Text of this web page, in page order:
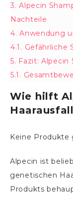
3. Alpecin
Nachteile
4. Anwendung
4.1. Gefährliche
5. Fazit: Alpecin
5.1.
Wie hilft
Keine Produkte
Alpecin ist
genetischen
Produkts